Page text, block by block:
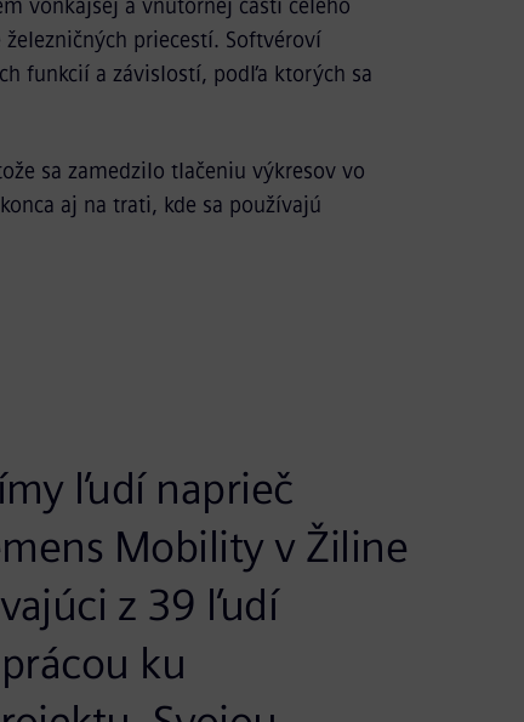
vonkajšej a vnútornej časti celého
priecestí. Softvéroví
funkcií a závislostí, podľa ktorých sa
sa zamedzilo tlačeniu výkresov vo
aj na trati, kde sa používajú
ľudí naprieč
Mobility v Žiline
z 39 ľudí
ku